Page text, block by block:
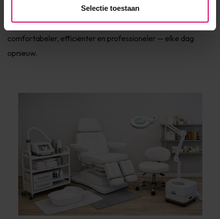
Selectie toestaan
Kortom:met de juiste salon- en praktijkinrichting werk je
comfortabeler, efficiënter en professioneler — elke dag
opnieuw.